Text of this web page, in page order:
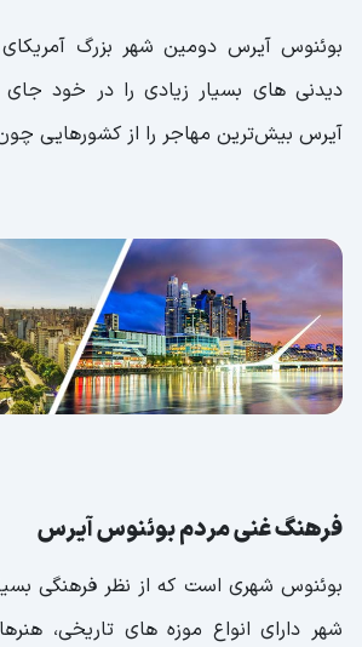
بوئنوس آیرس دومین شهر بزرگ
دیدنی های بسیار زیادی را در خود
آیرس بیش‌ترین مهاجر را از کشورهایی چون
فرهنگ غنی مردم بوئنوس آیرس
بوئنوس شهری است که از نظر فرهنگی
شهر دارای انواع موزه های تاریخی،